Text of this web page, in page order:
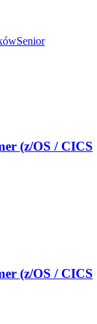
Senior
(z/OS / CICS
(z/OS / CICS